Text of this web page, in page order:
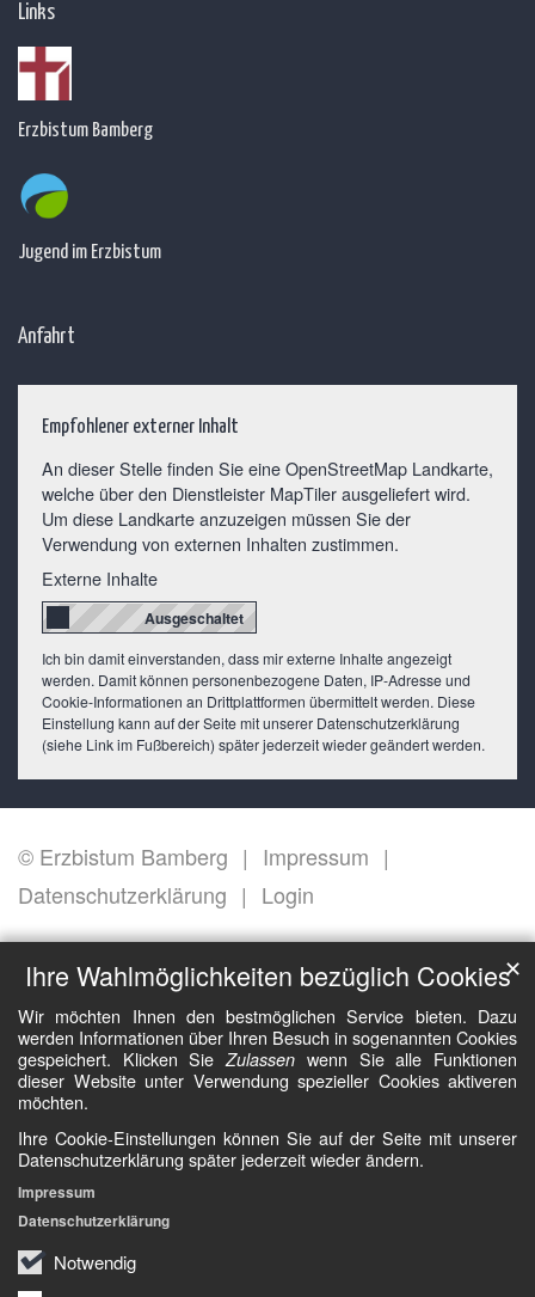
Ihre Wahlmöglichkeiten bezüglich Cookies
Wir möchten Ihnen den bestmöglichen Service bieten. Dazu
werden Informationen über Ihren Besuch in sogenannten Cookies
gespeichert. Klicken SieZulassen wenn Sie alle Funktionen
dieser Website unter Verwendung spezieller Cookies aktiveren
möchten.
Ihre Cookie-Einstellungen können Sie auf der Seite mit unserer
Datenschutzerklärung später jederzeit wieder ändern.
Notwendig
✕
Impressum
Datenschutzerklärung
Links
Erzbistum Bamberg
Jugend im Erzbistum
Anfahrt
Empfohlener externer Inhalt
An dieser Stelle finden Sie eine OpenStreetMap Landkarte,
welche über den Dienstleister MapTiler ausgeliefert wird.
Um diese Landkarte anzuzeigen müssen Sie der
Verwendung von externen Inhalten zustimmen.
Externe Inhalte
Ich bin damit einverstanden, dass mir externe Inhalte angezeigt
werden. Damit können personenbezogene Daten, IP-Adresse und
Cookie-Informationen an Drittplattformen übermittelt werden. Diese
Einstellung kann auf der Seite mit unserer Datenschutzerklärung
(siehe Link im Fußbereich) später jederzeit wieder geändert werden.
© Erzbistum Bamberg
Impressum
Datenschutzerklärung
Login